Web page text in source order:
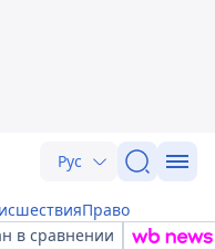
Рус
Право
в сравнении